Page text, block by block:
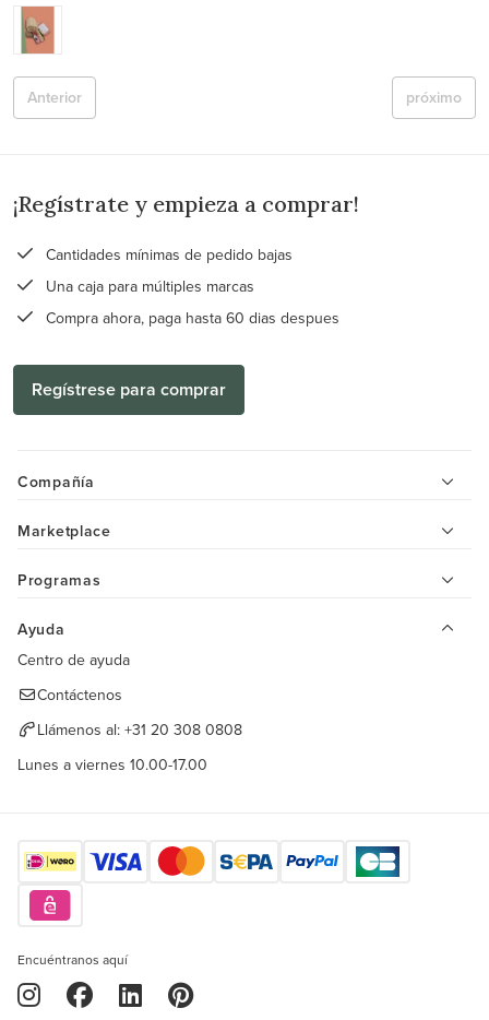
próximo
Anterior
¡Regístrate y empieza a comprar!
Cantidades mínimas de pedido bajas
Una caja para múltiples marcas
Compra ahora, paga hasta 60 dias despues
Regístrese para comprar
Compañía
Marketplace
Programas
Ayuda
Centro de ayuda
Contáctenos
Llámenos al: +31 20 308 0808
Lunes a viernes 10.00-17.00
Encuéntranos aquí